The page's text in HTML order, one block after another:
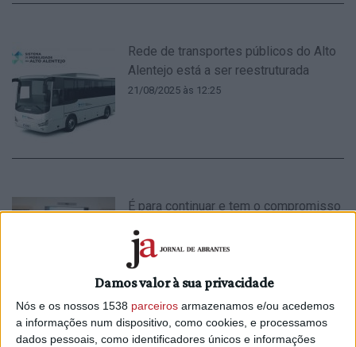
Damos valor à sua privacidade
Nós e os nossos 1538 parceiros armazenamos e/ou acedemos
a informações num dispositivo, como cookies, e processamos
dados pessoais, como identificadores únicos e informações
Rede de transportes públicos do Alto
Alentejo está a ser reestruturada
21/08/2025 às 12:25
É para continuar e tem o compromisso
Governo
7/02/2025 às 12:55